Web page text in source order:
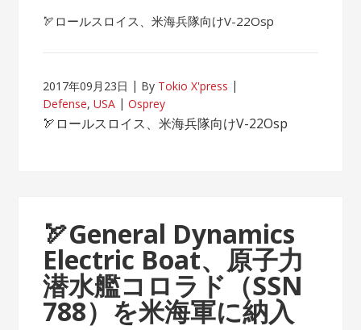
🏹ロールスロイス、米海兵隊向けV-22Osp
2017年09月23日 By Tokio X'press
Defense,USA Osprey
🏹ロールスロイス、米海兵隊向けV-22Osp
🏹General Dynamics
Electric Boat、原子力
潜水艦コロラド（SSN
788）を米海軍に納入